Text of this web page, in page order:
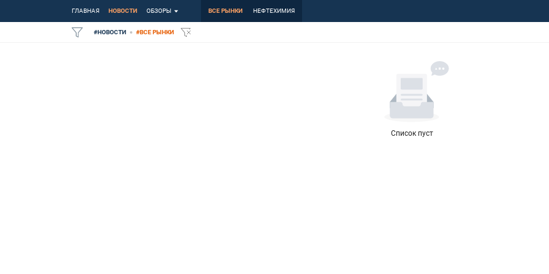
ГЛАВНАЯ НОВОСТИ ОБЗОРЫ ВСЕ РЫНКИ НЕФТЕХИМИЯ
#НОВОСТИ #ВСЕ РЫНКИ
Список пуст